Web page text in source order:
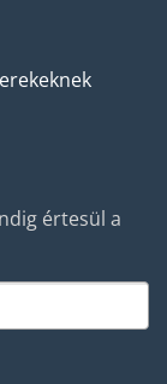
értesül a